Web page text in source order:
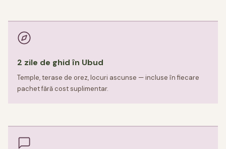
2 zile de ghid în Ubud
Temple, terase de orez, locuri ascunse — incluse în fiecare
pachet fără cost suplimentar.